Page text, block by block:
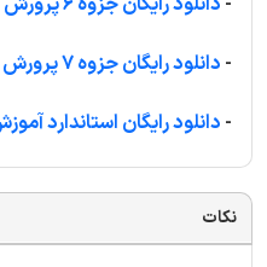
- دانلود رایگان جزوه 7 پرورش دهنده قارچ دکمه ای
- دانلود رایگان استاندارد
نکات